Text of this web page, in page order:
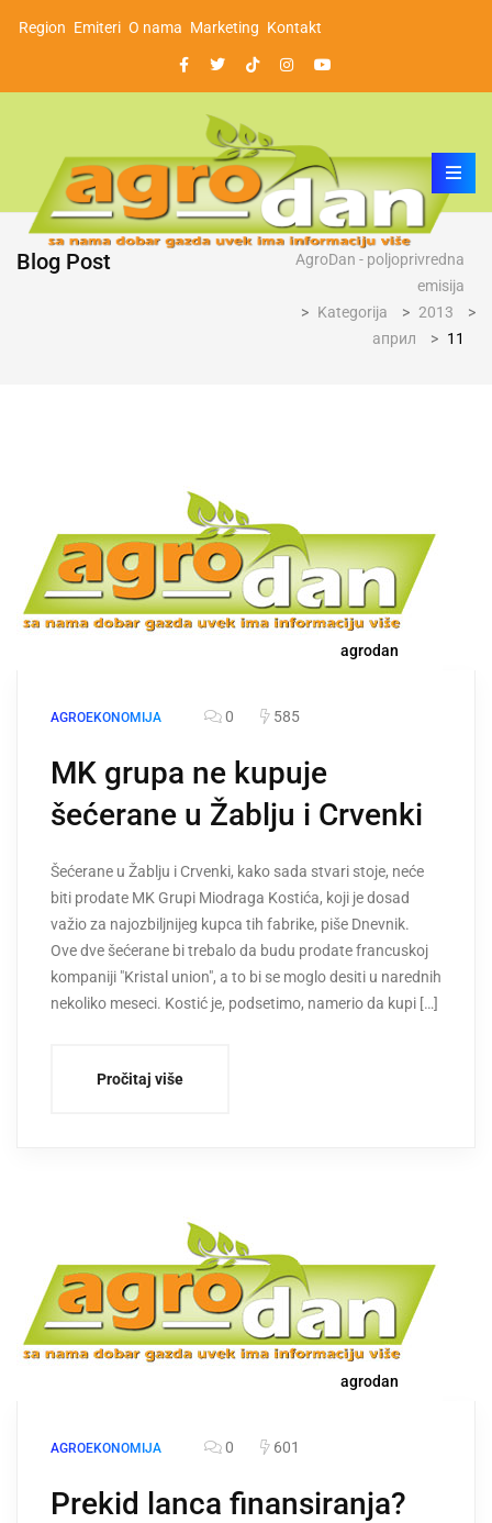
Region Emiteri O nama Marketing Kontakt
Blog Post
AgroDan - poljoprivredna
emisija
> Kategorija > 2013
>
април
> 11
agrodan
AGROEKONOMIJA 0 585
MK grupa ne kupuje
šećerane u Žablju i Crvenki
Šećerane u Žablju i Crvenki, kako sada stvari stoje, neće
biti prodate MK Grupi Miodraga Kostića, koji je dosad
važio za najozbiljnijeg kupca tih fabrike, piše Dnevnik.
Ove dve šećerane bi trebalo da budu prodate francuskoj
kompaniji "Kristal union", a to bi se moglo desiti u narednih
nekoliko meseci. Kostić je, podsetimo, namerio da kupi […]
Pročitaj više
agrodan
AGROEKONOMIJA 0 601
Prekid lanca finansiranja?